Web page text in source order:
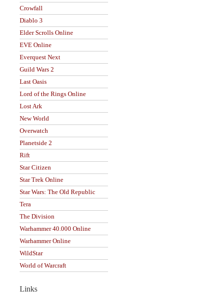
Crowfall
Diablo 3
Elder Scrolls Online
EVE Online
Everquest Next
Guild Wars 2
Last Oasis
Lord of the Rings Online
Lost Ark
New World
Overwatch
Planetside 2
Rift
Star Citizen
Star Trek Online
Star Wars: The Old Republic
Tera
The Division
Warhammer 40.000 Online
Warhammer Online
WildStar
World of Warcraft
Links